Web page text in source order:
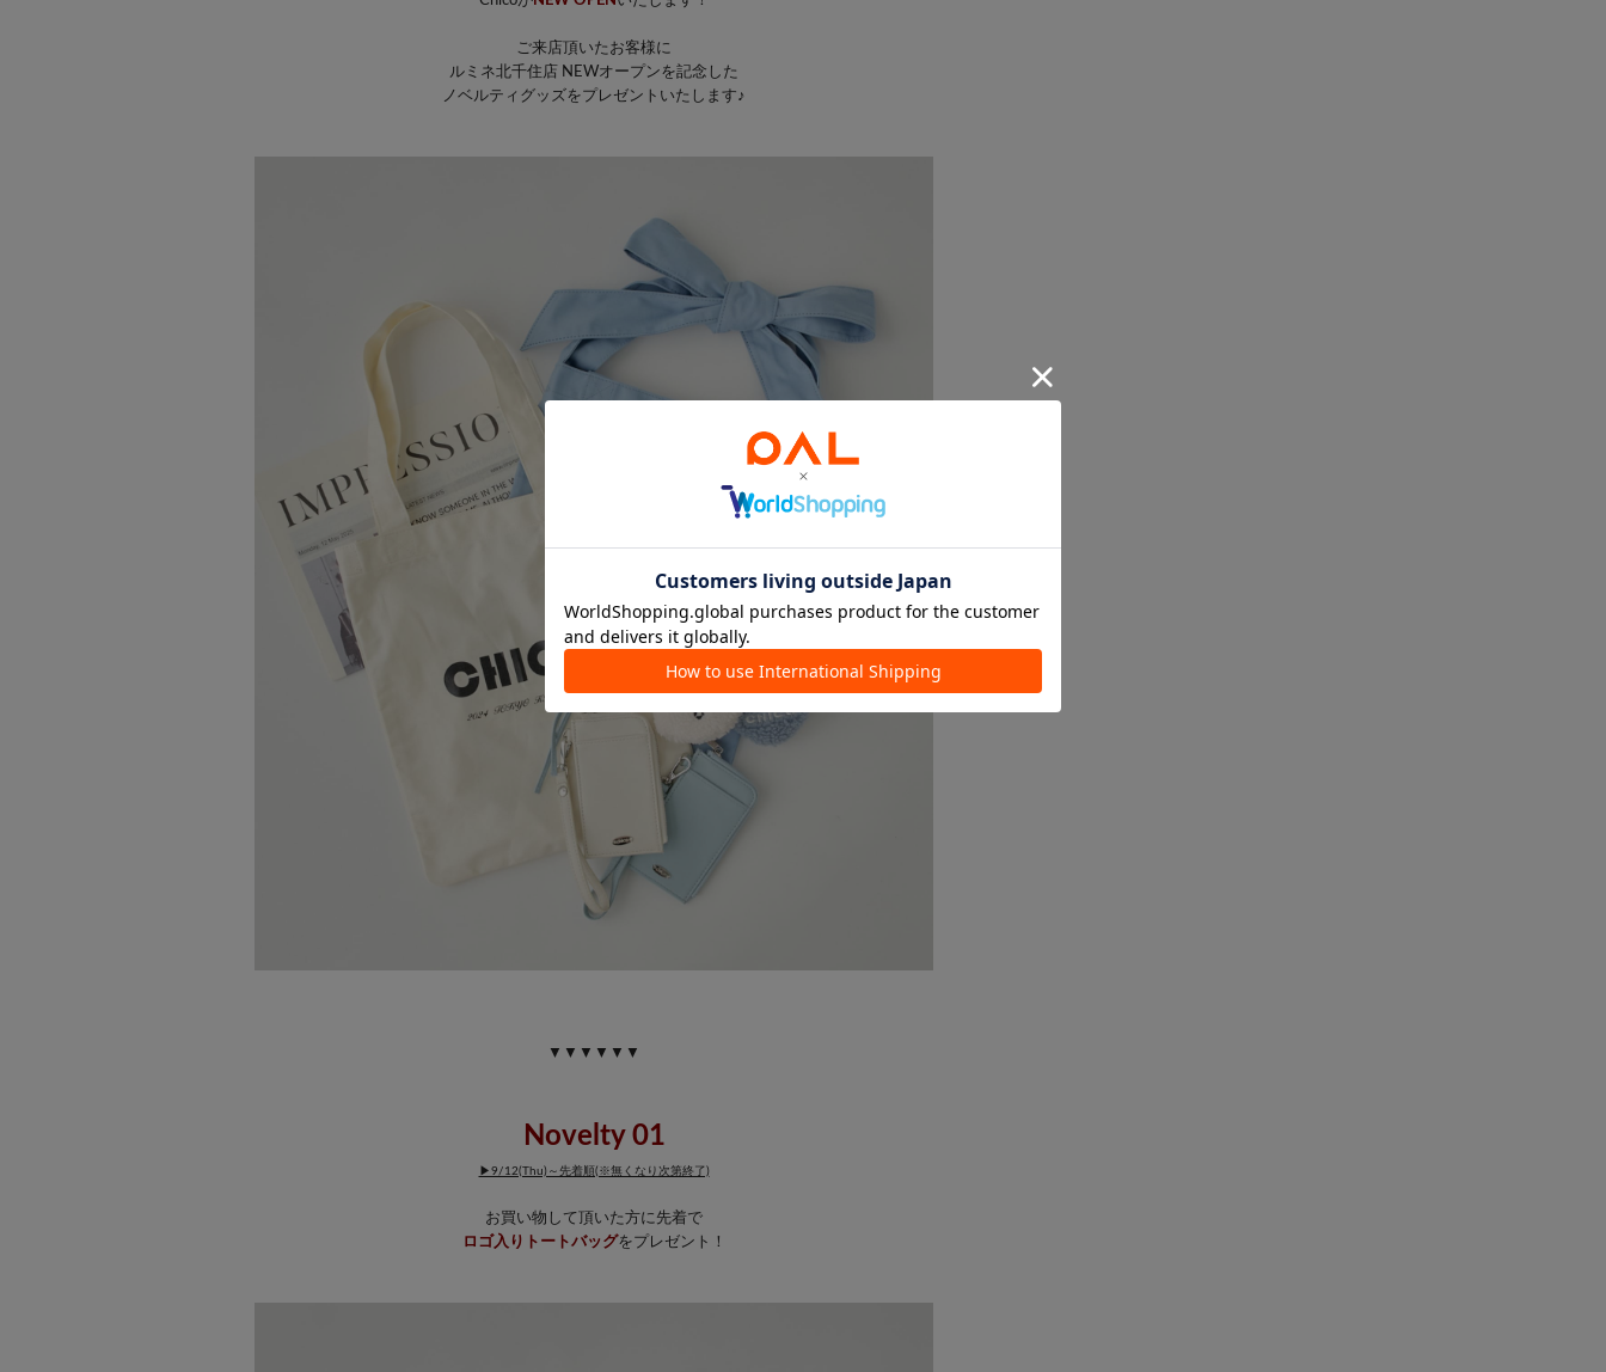
ご来店頂いたお客様に
ルミネ北千住店 NEWオープンを記念した
ノベルティグッズをプレゼントいたします♪
▼▼▼▼▼▼
Novelty 01
▶9/12(Thu)～先着順(※無くなり次第終了)
お買い物して頂いた方に先着で
ロゴ入りトートバッグをプレゼント！